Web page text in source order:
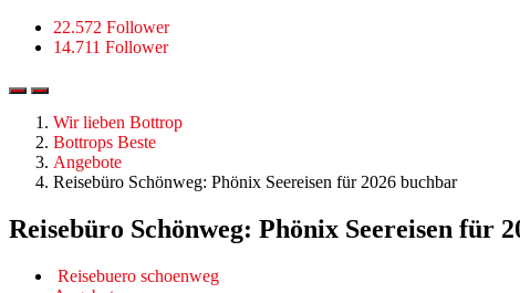
22.572 Follower
14.711 Follower
Wir lieben Bottrop
Bottrops Beste
Angebote
Reisebüro Schönweg: Phönix Seereisen für 2026 buchbar
Reisebüro Schönweg: Phönix Seereisen für
Reisebuero schoenweg